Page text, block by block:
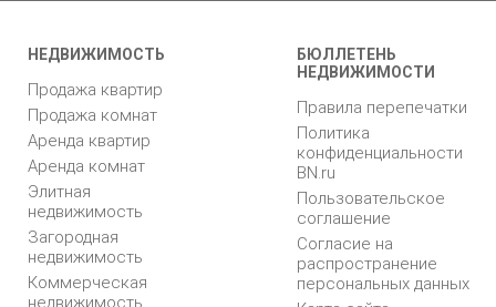
НЕДВИЖИМОСТЬ
Продажа квартир
Продажа комнат
Аренда квартир
Аренда комнат
Элитная
недвижимость
Загородная
недвижимость
Коммерческая
недвижимость
БЮЛЛЕТЕНЬ
НЕДВИЖИМОСТИ
Правила перепечатки
Политика
конфиденциальности
BN.ru
Пользовательское
соглашение
Согласие на
распространение
персональных данных